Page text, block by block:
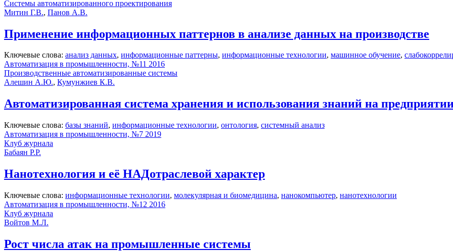
Системы автоматизированного проектирования
Митин Г.В., Панов А.В.
Применение информационных паттернов в анализе данных на производстве
Ключевые слова: анализ данных, информационные паттерны, информационные технологии, машинное обучение,
Автоматизация в промышленности, №11 2016
Производственные автоматизированные системы
Алешин А.Ю., Кумунжиев К.В.
Автоматизированная система хранения и использования знаний на
Ключевые слова: базы знаний, информационные технологии, онтология, системный анализ
Автоматизация в промышленности, №7 2019
Клуб журнала
Бабаян Р.Р.
Нанотехнология и её НАДотраслевой характер
Ключевые слова: информационные технологии, молекулярная и биомедицина, нанокомпьютер, нанотехнологии
Автоматизация в промышленности, №12 2016
Клуб журнала
Войтов М.Л.
Рост числа атак на промышленные системы